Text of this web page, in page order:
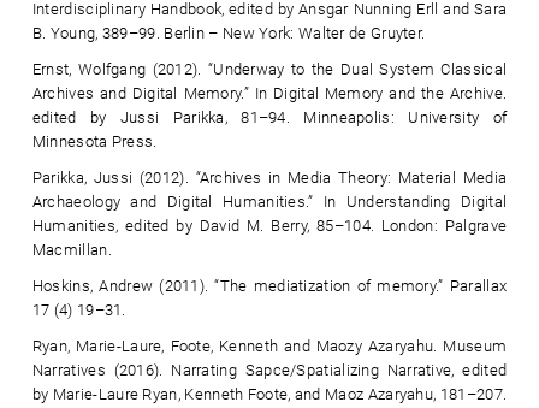
Interdisciplinary Handbook, edited by Ansgar Nunning Erll and Sara
B. Young, 389–99. Berlin – New York: Walter de Gruyter.
Ernst, Wolfgang (2012). “Underway to the Dual System Classical
Archives and Digital Memory.” In Digital Memory and the Archive.
edited by Jussi Parikka, 81–94. Minneapolis: University of
Minnesota Press.
Parikka, Jussi (2012). “Archives in Media Theory: Material Media
Archaeology and Digital Humanities.” In Understanding Digital
Humanities, edited by David M. Berry, 85–104. London: Palgrave
Macmillan.
Hoskins, Andrew (2011). “The mediatization of memory.” Parallax
17 (4) 19–31.
Ryan, Marie-Laure, Foote, Kenneth and Maozy Azaryahu. Museum
Narratives (2016). Narrating Sapce/Spatializing Narrative, edited
by Marie-Laure Ryan, Kenneth Foote, and Maoz Azaryahu, 181–207.